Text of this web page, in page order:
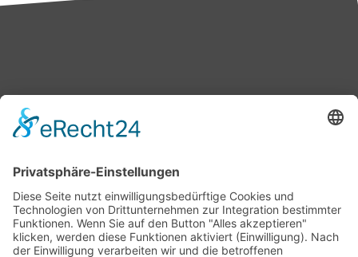
Bärbel Bas
Presse & Downloads
Pressemitteilungen
Pressefotos